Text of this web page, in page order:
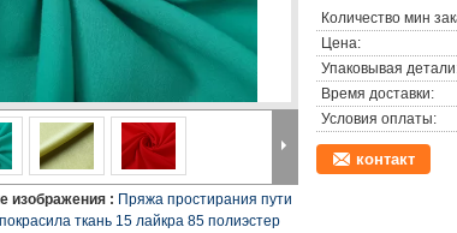
изображения : Пряжа простирания пути
ткань 15 лайкра 85 полиэстер
Количество мин
Цена:
Упаковывая
Время доставки:
Условия оплаты:
контакт